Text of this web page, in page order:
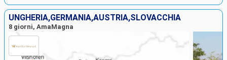
UNGHERIA,GERMANIA,AUSTRIA,SLOVACCHIA
8 giorni, AmaMagna